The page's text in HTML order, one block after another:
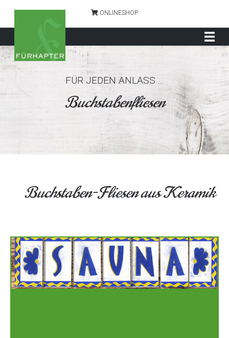
ONLINESHOP
FÜR JEDEN ANLASS ...
Buchstabenfliesen
Buchstaben-Fliesen aus Keramik